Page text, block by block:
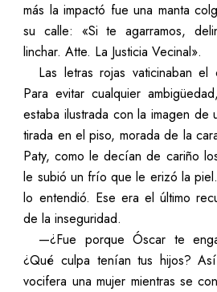
más la impactó fue una manta
su calle: «Si te agarramos,
linchar. Atte. La Justicia Vecinal».
Las letras rojas vaticinaban
Para evitar cualquier
estaba ilustrada con la imagen de
tirada en el piso, morada de la
Paty, como le decían de cariño
le subió un frío que le erizó la
lo entendió. Ese era el último
de la inseguridad.
—¿Fue porque Óscar te
¿Qué culpa tenían tus hijos?
vocifera una mujer mientras se